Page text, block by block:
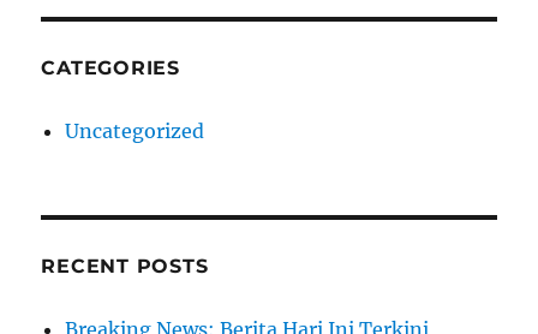
CATEGORIES
Uncategorized
RECENT POSTS
Breaking News: Berita Hari Ini Terkini